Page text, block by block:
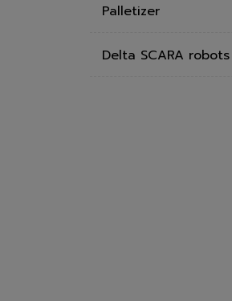
Palletizer
Delta SCARA robots